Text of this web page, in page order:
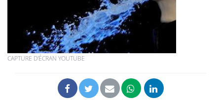
CAPTURE D'ÉCRAN YOUTUBE